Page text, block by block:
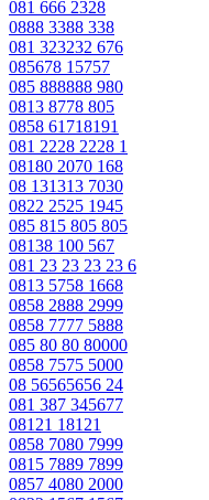
081 666 2328
0888 3388 338
081 323232 676
085678 15757
085 888888 980
0813 8778 805
0858 61718191
081 2228 2228 1
08180 2070 168
08 131313 7030
0822 2525 1945
085 815 805 805
08138 100 567
081 23 23 23 23 6
0813 5758 1668
0858 2888 2999
0858 7777 5888
085 80 80 80000
0858 7575 5000
08 56565656 24
081 387 345677
08121 18121
0858 7080 7999
0815 7889 7899
0857 4080 2000